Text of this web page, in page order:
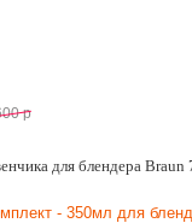
p
для блендера